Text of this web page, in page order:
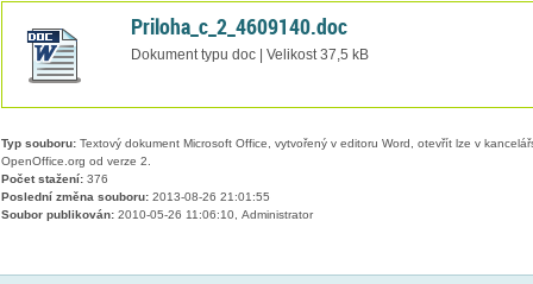
Priloha_c_2_4609140.doc
Dokument typu doc | Velikost 37,5 kB
Typ souboru:Textový dokument Microsoft Office, vytvořený v editoru Word, otevřít lze v
OpenOffice.org od verze 2.
Počet stažení:376
Poslední změna souboru:2013-08-26 21:01:55
Soubor publikován:2010-05-26 11:06:10, Administrator